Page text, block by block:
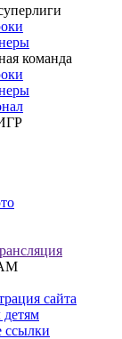
команда
сайта
ссылки